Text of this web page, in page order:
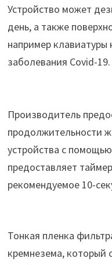
Устройство может
день, а также
например
заболевания Covid-19.
Производитель
продолжительности
устройства с
предоставляет
рекомендуемое 10-
Тонкая пленка
кремнезема, который